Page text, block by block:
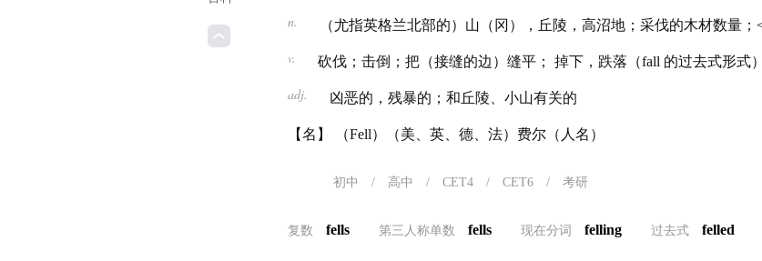
n. （尤指英格兰北部的）山（冈），丘陵，高沼地；采伐的木材数量；
v. 砍伐；击倒；把（接缝的边）缝平； 掉下，跌落（fall 的过去式形式）
adj. 凶恶的，残暴的；和丘陵、小山有关的
【名】 （Fell）（美、英、德、法）费尔（人名）
初中 / 高中 / CET4 / CET6 / 考研
复数 fells 第三人称单数 fells 现在分词 felling 过去式 felled